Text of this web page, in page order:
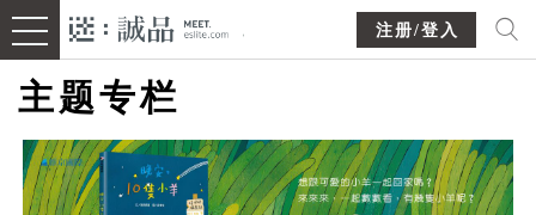
注册/登入
主题专栏